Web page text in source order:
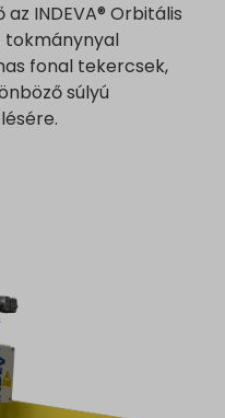
INDEVA® Orbitális
tokmánynyal
fonal tekercsek,
súlyú